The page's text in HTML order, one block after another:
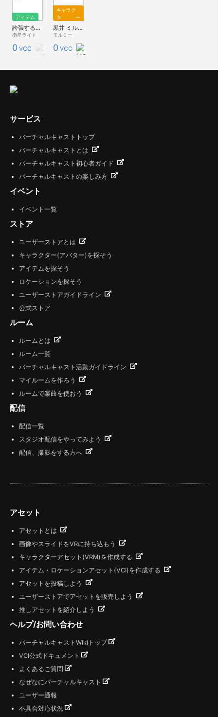
アイテム
誇張するメガネ
衛星ライト
0 VCC
キャラク
ター
黒井 ミルク
モルミー
0 VCC
サービス
バーチャルキャストトップ
バーチャルキャストとは
バーチャルキャスト初心者ガイド
バーチャルキャストの楽しみ方
イベント
イベント一覧
ストア
ユーザーストアとは
キャラクター(アバター)を探そう
アイテムを探そう
ロケーションを探そう
ユーザーストアガイドライン
公式ストア
ルーム
ルームとは
ルーム一覧
バーチャルキャスト活動ガイドライン
マイルームを作ろう
ルームで楽曲を使おう
配信
配信一覧
スタジオ配信をやってみよう
配信、撮影をする方へ
アセット
アセットとは
画像やスライドをVRに持ち込もう
キャラクターアセット(VRM)を作成する
アイテム・ロケーションアセット(VCI)を作成する
アセットを投稿しよう
ユーザーストアでアセットを販売しよう
推しアセットを紹介しよう
ヘルプ/お問い合わせ
バーチャルキャストWikiトップ
VCI公式ドキュメント
よくあるご質問
なぜなにバーチャルキャスト
ユーザー通報
不具合対応状況